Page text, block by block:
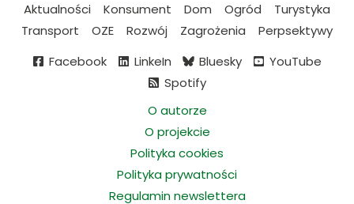
Aktualności Konsument Dom Ogród
Turystyka
Transport
OZE Rozwój Zagrożenia
Perpsektywy
Facebook
LinkeIn Bluesky
YouTube
Spotify
O autorze
O projekcie
Polityka cookies
Polityka prywatności
Regulamin newslettera